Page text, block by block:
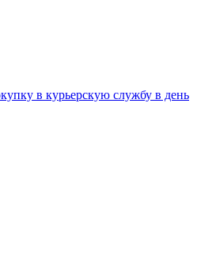
в курьерскую службу в день